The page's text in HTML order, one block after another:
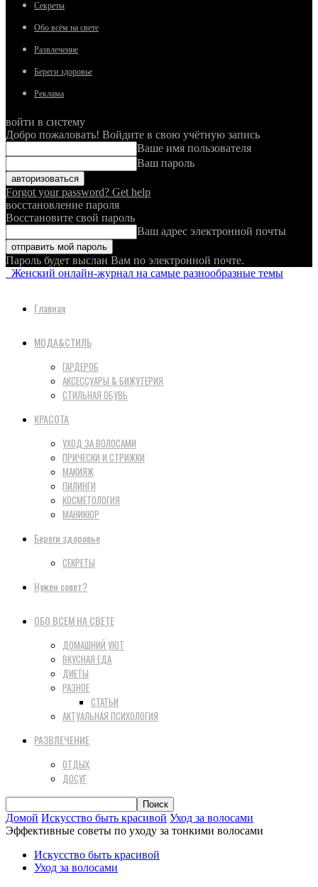
Секреты
Обо всём на свете
Развлечение
Береги здоровье
Реклама
войти в систему
Добро пожаловать! Войдите в свою учётную запись
Ваше имя пользователя
Ваш пароль
Forgot your password? Get help
восстановление пароля
Восстановите свой пароль
Ваш адрес электронной почты
Пароль будет выслан Вам по электронной почте.
Женский онлайн-журнал на самые разнообразные темы
Главная
МОДА&СТИЛЬ
ГАРДЕРОБ
АКСЕССУАРЫ & БИЖУТЕРИЯ
СТИЛЬНАЯ ОБУВЬ
КРАСОТА
УХОД ЗА ВОЛОСАМИ
ПРИЧЕСКИ И СТРИЖКИ
МАКИЯЖ
ПИЛИНГИ
КОСМЕТОЛОГИЯ
МАНИКЮР
Береги здоровье
СЕКРЕТЫ
Нужен совет?
ОБО ВСЕМ НА СВЕТЕ
ДОМАШНИЙ УЮТ
ВКУСНАЯ ЕДА
ДИЕТЫ
РАЗНОЕ
СТАТЬИ
АКТУАЛЬНАЯ ПСИХОЛОГИЯ
РАЗВЛЕЧЕНИЕ
ОТДЫХ
ДОСУГ
Домой Искусство быть красивой Уход за волосами
Эффективные советы по уходу за тонкими волосами
Искусство быть красивой
Уход за волосами